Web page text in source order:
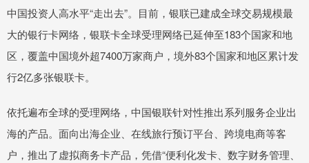
中国投资人高水平“走出去”。目前，银联已建成全球交易规模最
大的银行卡网络，银联卡全球受理网络已延伸至183个国家和地
区，覆盖中国境外超7400万家商户，境外83个国家和地区累计发
行2亿多张银联卡。
依托遍布全球的受理网络，中国银联针对性推出系列服务企业出
海的产品。面向出海企业、在线旅行预订平台、跨境电商等客
户，推出了虚拟商务卡产品，凭借“便利化发卡、数字财务管理、